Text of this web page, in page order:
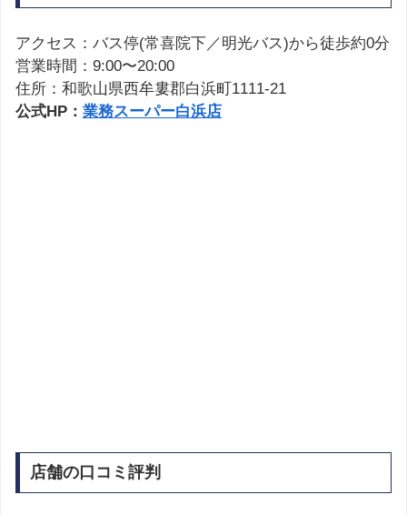
アクセス：バス停(常喜院下／明光バス)から徒歩約0分
営業時間：9:00〜20:00
住所：和歌山県西牟婁郡白浜町1111-21
公式HP： 業務スーパー白浜店
店舗の口コミ評判